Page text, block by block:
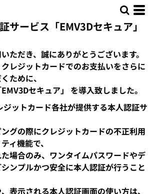
サービス「EMV3Dセキュア」
ただき、誠にありがとうございます。
レジットカードでのお支払いをさらに
ために、
セキュア」 を導入致しました。
ットカード各社が提供する本人認証サ
グの際にクレジットカードの不正利用
ィ機能で、
場合のみ、ワンタイムパスワードやデ
ンプルかつ安全に本人認証が行うこと
表示される本人認証画面の使い方は、